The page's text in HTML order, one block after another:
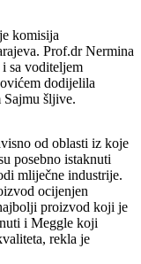
komisija
Prof.dr Nermina
sa voditeljem
dodijelila
Sajmu šljive.
od oblasti iz koje
posebno istaknuti
mliječne industrije.
ocijenjen
proizvod koji je
i Meggle koji
rekla je